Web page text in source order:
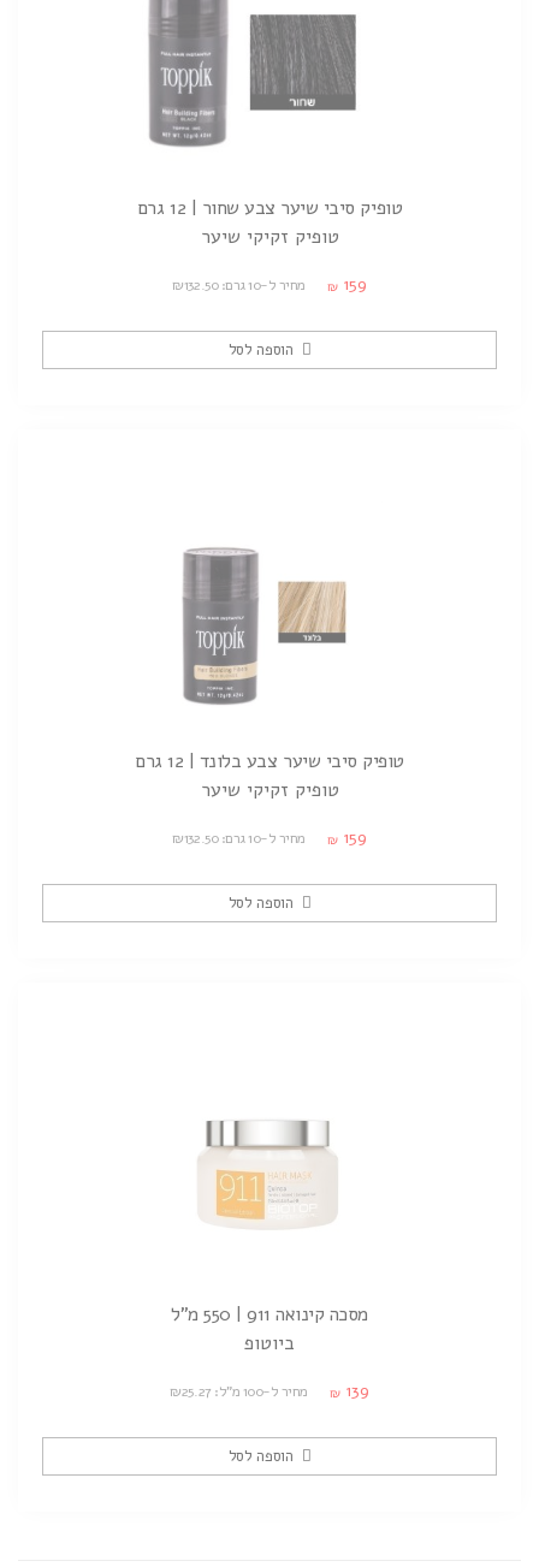
טופיק סיבי שיער צבע שחור | 12 גרם
טופיק זקיקי שיער
₪ 159 מחיר ל-10 גרם: ₪132.50
הוספה לסל
טופיק סיבי שיער צבע בלונד | 12 גרם
טופיק זקיקי שיער
₪ 159 מחיר ל-10 גרם: ₪132.50
הוספה לסל
מסכה קינואה 911 | 550 מ"ל
ביוטופ
₪ 139 מחיר ל-100 מ"ל: ₪25.27
הוספה לסל